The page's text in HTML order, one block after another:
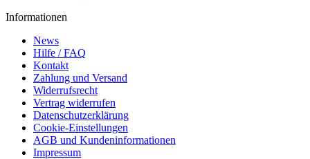
Informationen
News
Hilfe / FAQ
Kontakt
Zahlung und Versand
Widerrufsrecht
Vertrag widerrufen
Datenschutzerklärung
Cookie-Einstellungen
AGB und Kundeninformationen
Impressum